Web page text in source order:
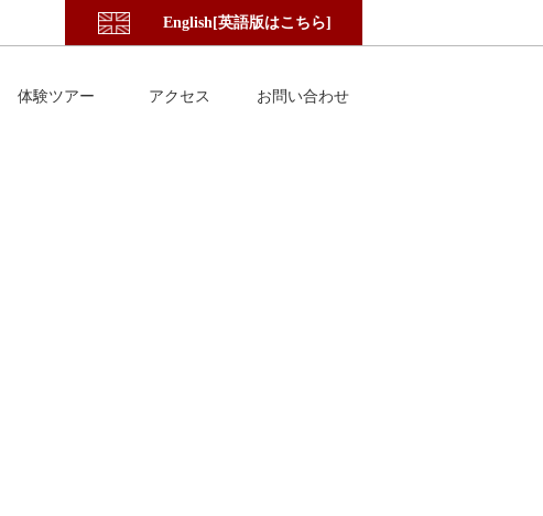
English[英語版はこちら]
体験ツアー アクセス お問い合わせ